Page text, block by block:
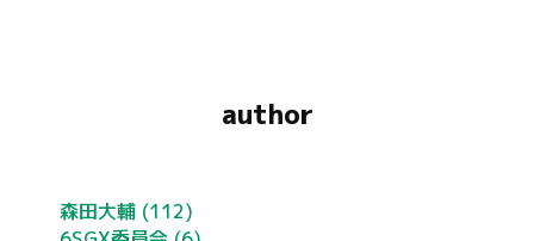
author
森田大輔 (112)